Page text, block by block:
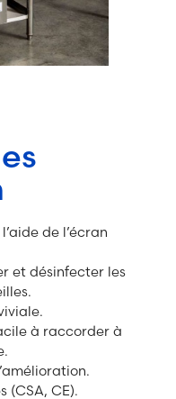
de l’écran
et désinfecter les
à raccorder à
(CSA, CE).